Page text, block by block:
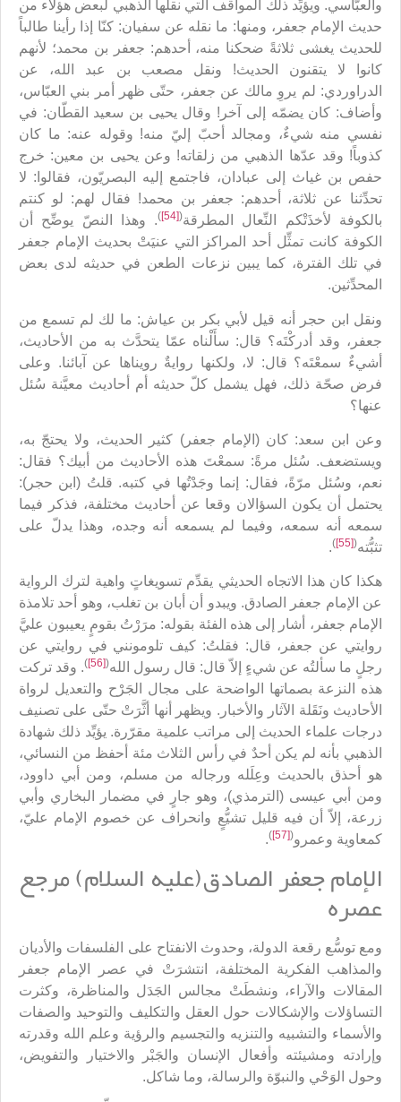
والعبّاسي. ويؤيِّد ذلك المواقف التي نقلها الذهبي لبعض هؤلاء من
حديث الإمام جعفر، ومنها: ما نقله عن سفيان: كنّا إذا رأينا طالباً
للحديث يغشى ثلاثةً ضحكنا منه، أحدهم: جعفر بن محمد؛ لأنهم
كانوا لا يتقنون الحديث! ونقل مصعب بن عبد الله، عن
الدراوردي: لم يروِ مالك عن جعفر، حتّى ظهر أمر بني العبّاس،
وأضاف: كان يضمّه إلى آخر! وقال يحيى بن سعيد القطّان: في
نفسي منه شيءٌ، ومجالد أحبّ إليّ منه! وقوله عنه: ما كان
كذوباً! وقد عدّها الذهبي من زلقاته! وعن يحيى بن معين: خرج
حفص بن غياث إلى عبادان، فاجتمع إليه البصريّون، فقالوا: لا
تحدِّثنا عن ثلاثة، أحدهم: جعفر بن محمد! فقال لهم: لو كنتم
بالكوفة لأخذَتْكم النِّعال المطرقة(
[54]
). وهذا النصّ يوضِّح أن
الكوفة كانت تمثِّل أحد المراكز التي عنيَتْ بحديث الإمام جعفر
في تلك الفترة، كما يبين نزعات الطعن في حديثه لدى بعض
المحدِّثين.
ونقل ابن حجر أنه قيل لأبي بكر بن عياش: ما لك لم تسمع من
جعفر، وقد أدركْتَه؟ قال: سأَلْناه عمّا يتحدَّث به من الأحاديث،
أشيءٌ سمعْتَه؟ قال: لا، ولكنها روايةٌ رويناها عن آبائنا. وعلى
فرض صحّة ذلك، فهل يشمل كلّ حديثه أم أحاديث معيَّنة سُئل
عنها؟
وعن ابن سعد: كان (الإمام جعفر) كثير الحديث، ولا يحتجّ به،
ويستضعف. سُئل مرةً: سمعْتَ هذه الأحاديث من أبيك؟ فقال:
نعم، وسُئل مرّةً، فقال: إنما وجَدْتُها في كتبه. قلتُ (ابن حجر):
يحتمل أن يكون السؤالان وقعا عن أحاديث مختلفة، فذكر فيما
سمعه أنه سمعه، وفيما لم يسمعه أنه وجده، وهذا يدلّ على
تثبُّته(
[55]
)
.
هكذا كان هذا الاتجاه الحديثي يقدِّم تسويغاتٍ واهية لترك الرواية
عن الإمام جعفر الصادق. ويبدو أن أبان بن تغلب، وهو أحد تلامذة
الإمام جعفر، أشار إلى هذه الفئة بقوله: مرَرْتُ بقومٍ يعيبون عليَّ
روايتي عن جعفر، قال: فقلتُ: كيف تلومونني في روايتي عن
رجلٍ ما سألتُه عن شيءٍ إلاّ قال: قال رسول الله(
[56]
). وقد تركت
هذه النزعة بصماتها الواضحة على مجال الجَرْح والتعديل لرواة
الأحاديث ونَقَلة الآثار والأخبار. ويظهر أنها أثَّرَتْ حتّى على تصنيف
درجات علماء الحديث إلى مراتب علمية مقرّرة. يؤيِّد ذلك شهادة
الذهبي بأنه لم يكن أحدٌ في رأس الثلاث مئة أحفظ من النسائي،
هو أحذق بالحديث وعِلَله ورجاله من مسلم، ومن أبي داوود،
ومن أبي عيسى (الترمذي)، وهو جارٍ في مضمار البخاري وأبي
زرعة، إلاّ أن فيه قليل تشيُّعٍ وانحراف عن خصوم الإمام عليّ،
كمعاوية وعمرو(
[57]
)
.
الإمام جعفر الصادق(عليه السلام) مرجع
عصره
ومع توسُّع رقعة الدولة، وحدوث الانفتاح على الفلسفات والأديان
والمذاهب الفكرية المختلفة، انتشرَتْ في عصر الإمام جعفر
المقالات والآراء، ونشطَتْ مجالس الجَدَل والمناظرة، وكثرت
التساؤلات والإشكالات حول العقل والتكليف والتوحيد والصفات
والأسماء والتشبيه والتنزيه والتجسيم والرؤية وعلم الله وقدرته
وإرادته ومشيئته وأفعال الإنسان والجَبْر والاختيار والتفويض،
وحول الوَحْي والنبوّة والرسالة، وما شاكل.